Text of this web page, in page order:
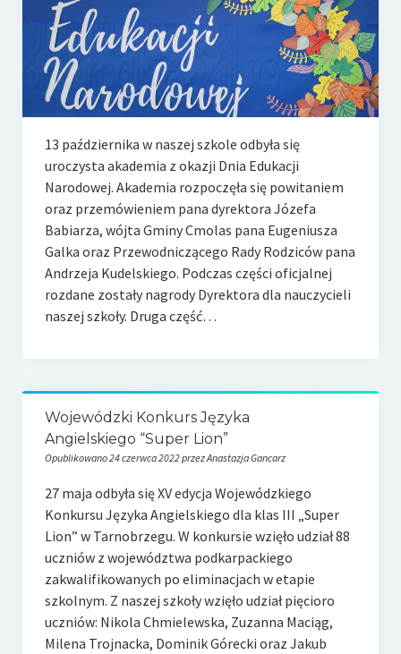
13 października w naszej szkole odbyła się
uroczysta akademia z okazji Dnia Edukacji
Narodowej. Akademia rozpoczęła się powitaniem
oraz przemówieniem pana dyrektora Józefa
Babiarza, wójta Gminy Cmolas pana Eugeniusza
Galka oraz Przewodniczącego Rady Rodziców pana
Andrzeja Kudelskiego. Podczas części oficjalnej
rozdane zostały nagrody Dyrektora dla nauczycieli
naszej szkoły. Druga część…
Wojewódzki Konkurs Języka
Angielskiego “Super Lion”
Opublikowano 24 czerwca 2022 przez Anastazja Gancarz
27 maja odbyła się XV edycja Wojewódzkiego
Konkursu Języka Angielskiego dla klas III „Super
Lion” w Tarnobrzegu. W konkursie wzięło udział 88
uczniów z województwa podkarpackiego
zakwalifikowanych po eliminacjach w etapie
szkolnym. Z naszej szkoły wzięło udział pięcioro
uczniów: Nikola Chmielewska, Zuzanna Maciąg,
Milena Trojnacka, Dominik Górecki oraz Jakub